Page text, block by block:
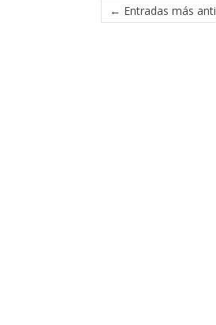
← Entradas más